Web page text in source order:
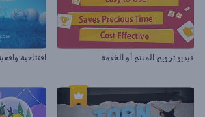
فيديو ترويج المنتج أو الخدمة افتتاحية